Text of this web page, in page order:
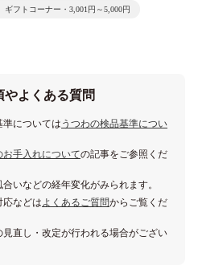
ギフトコーナー・3,001円～5,000円
やよくある質問
準については うつわの検品基準につい
お手入れについての記事をご参照くだ
いなどの経年変化がみられます。
応などは よくあるご質問からご覧くだ
直し・改定が行われる場合がござい